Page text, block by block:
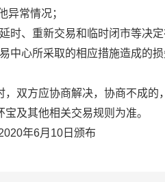
异常情况；
时、重新交易和临时闭市等决
中心所采取的相应措施造成的
，双方应协商解决，协商不成
及其他相关交易规则为准。
年6月10日颁布